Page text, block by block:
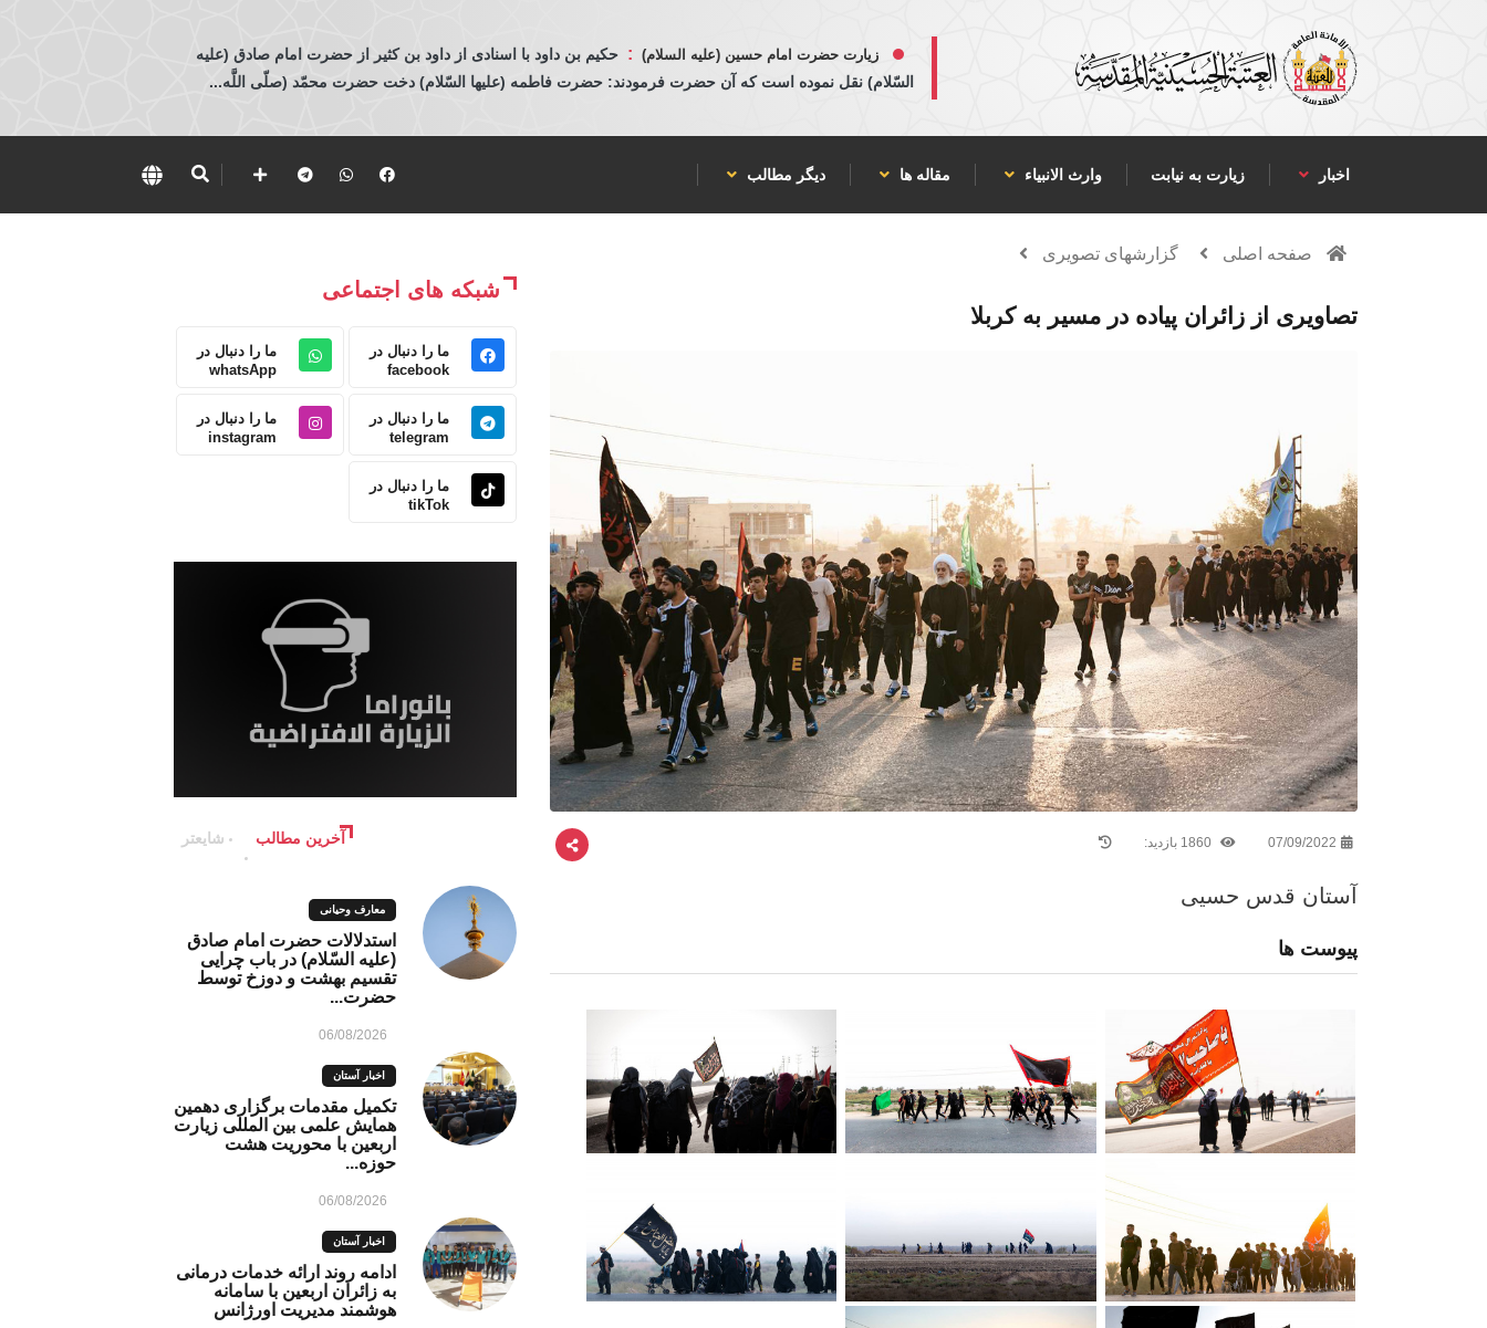
زیارت حضرت امام حسین (علیه السلام) : حكيم بن داود با اسنادی از داود بن كثير از حضرت امام صادق (عليه
السّلام) نقل نموده است كه آن حضرت فرمودند: حضرت فاطمه (عليها السّلام) دخت حضرت محمّد (صلّى اللَّه...
اخبار زیارت به نیابت وارث الانبياء مقاله ها دیگر مطالب
صفحه اصلی گزارشهای تصویری
تصاویری از زائران پیاده در مسیر به کربلا
07/09/2022
آستان قدس حسیی
پیوست ها
شبکه های اجتماعی
ما را دنبال در
facebook
ما را دنبال در
whatsApp
ما را دنبال در
telegram
ما را دنبال در
instagram
ما را دنبال در
tikTok
آخرین مطالب شایعتر
معارف وحیانی
استدلالات حضرت امام صادق
(علیه السّلام) در باب چرایی
تقسیم بهشت و دوزخ توسط
حضرت...
06/08/2026
اخبار آستان
تکمیل مقدمات برگزاری دهمین
همایش علمی بین المللی زیارت
اربعین با محوریت هشت
حوزه...
06/08/2026
اخبار آستان
ادامه روند ارائه خدمات درمانی
به زائران اربعین با سامانه
هوشمند مدیریت اورژانس